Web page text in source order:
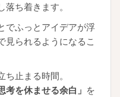
ち着きます。
でふっとアイデアが浮
見られるようになるこ
止まる時間。
考を休ませる余白」 を